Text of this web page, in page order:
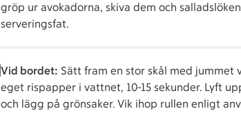
gröp ur avokadorna, skiva dem och
serveringsfat.
Vid bordet: Sätt fram en stor skål med
eget rispapper i vattnet, 10-15 sekunder. Lyft
och lägg på grönsaker. Vik ihop rullen enligt